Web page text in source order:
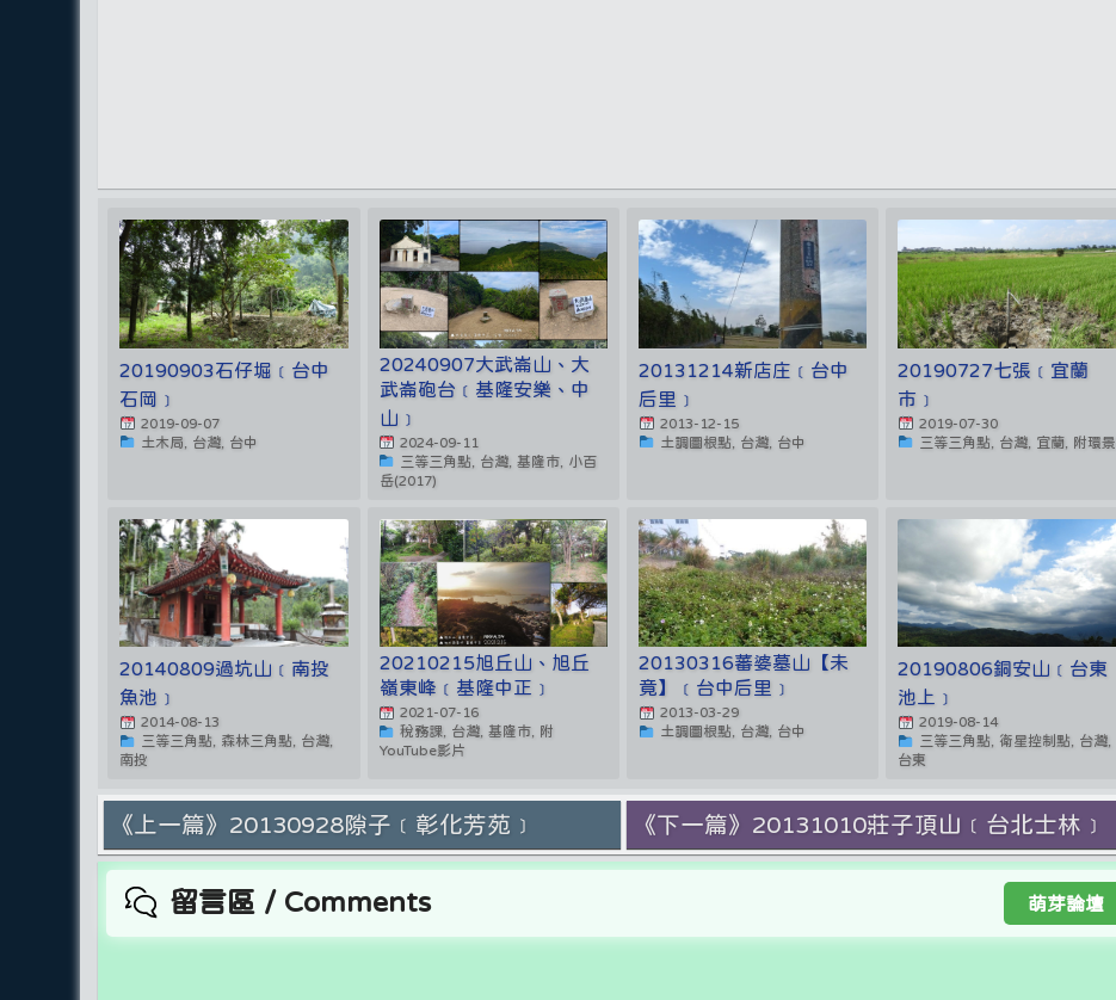
20190903石仔堀﹝台中
石岡﹞
2019-09-07
土木局, 台灣, 台中
20240907大武崙山、大
武崙砲台﹝基隆安樂、中
山﹞
2024-09-11
三等三角點, 台灣, 基隆市, 小百
岳(2017)
20131214新店庄﹝台中
后里﹞
2013-12-15
土調圖根點, 台灣, 台中
20190727七張﹝宜蘭
市﹞
2019-07-30
三等三角點, 台灣, 宜蘭, 附環景
20140809過坑山﹝南投
魚池﹞
2014-08-13
三等三角點, 森林三角點, 台灣,
南投
20210215旭丘山、旭丘
嶺東峰﹝基隆中正﹞
2021-07-16
稅務課, 台灣, 基隆市, 附
YouTube影片
20130316蕃婆墓山【未
竟】﹝台中后里﹞
2013-03-29
土調圖根點, 台灣, 台中
20190806銅安山﹝台東
池上﹞
2019-08-14
三等三角點, 衛星控制點, 台灣,
台東
《上一篇》20130928隙子﹝彰化芳苑﹞ 《下一篇》20131010莊子頂山﹝台北士林﹞
留言區 / Comments 萌芽論壇